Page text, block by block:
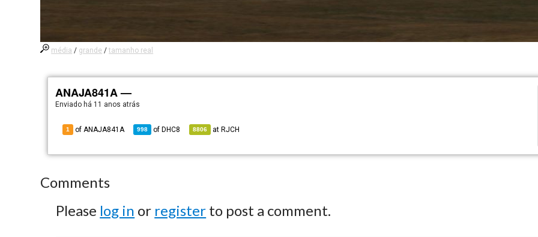
média / grande /tamanho real
ANAJA841A —
Enviado há 11 anos atrás
1 of ANAJA841A 998 of DHC8 8806 at RJCH
Comments
Please log in or register to post a comment.